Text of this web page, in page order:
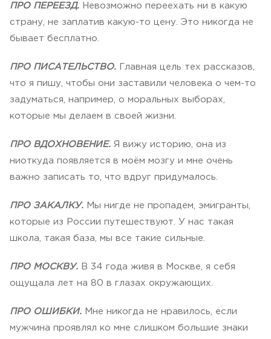
ПРО ПЕРЕЕЗД. Невозможно переехать ни в какую
страну, не заплатив какую-то цену. Это никогда не
бывает бесплатно.
ПРО ПИСАТЕЛЬСТВО. Главная цель тех рассказов,
что я пишу, чтобы они заставили человека о чем-то
задуматься, например, о моральных выборах,
которые мы делаем в своей жизни.
ПРО ВДОХНОВЕНИЕ. Я вижу историю, она из
ниоткуда появляется в моём мозгу и мне очень
важно записать то, что вдруг придумалось.
ПРО ЗАКАЛКУ. Мы нигде не пропадем, эмигранты,
которые из России путешествуют. У нас такая
школа, такая база, мы все такие сильные.
ПРО МОСКВУ. В 34 года живя в Москве, я себя
ощущала лет на 80 в глазах окружающих.
ПРО ОШИБКИ. Мне никогда не нравилось, если
мужчина проявлял ко мне слишком большие знаки